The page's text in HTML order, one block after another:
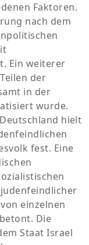
Faktoren.
nach dem
Ein weiterer
der
in der
wurde.
hielt
fest. Eine
einzelnen
Die
Staat Israel